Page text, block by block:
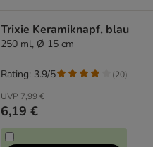
Trixie Keramiknapf, blau
250 ml, Ø 15 cm
UVP 7,99 €
6,19 €
Rating: 3.9/5 (20)